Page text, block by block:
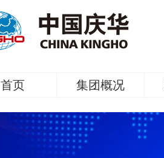
首页 集团概况